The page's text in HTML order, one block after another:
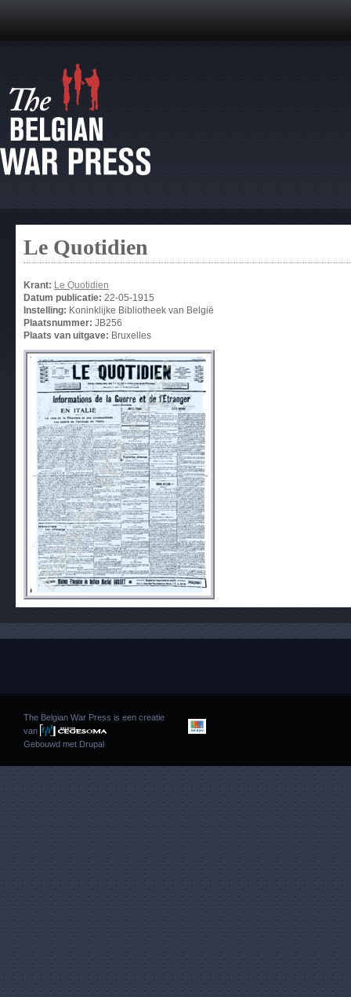
Le Quotidien
Krant: Le Quotidien
Datum publicatie: 22-05-1915
Instelling: Koninklijke Bibliotheek van België
Plaatsnummer: JB256
Plaats van uitgave: Bruxelles
The Belgian War Press is een creatie
van
Gebouwd met Drupal